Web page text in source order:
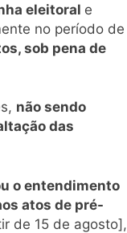
eleitoral e
no período de
sob pena de
não sendo
das
o entendimento
atos de pré-
de 15 de agosto],